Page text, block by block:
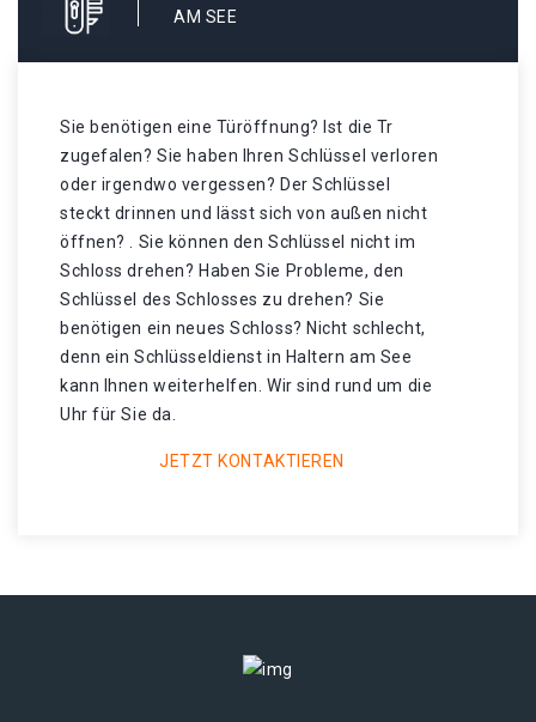
AM SEE
Sie benötigen eine Türöffnung? Ist die Tr
zugefalen? Sie haben Ihren Schlüssel verloren
oder irgendwo vergessen? Der Schlüssel
steckt drinnen und lässt sich von außen nicht
öffnen? . Sie können den Schlüssel nicht im
Schloss drehen? Haben Sie Probleme, den
Schlüssel des Schlosses zu drehen? Sie
benötigen ein neues Schloss? Nicht schlecht,
denn ein Schlüsseldienst in Haltern am See
kann Ihnen weiterhelfen. Wir sind rund um die
Uhr für Sie da.
JETZT KONTAKTIEREN